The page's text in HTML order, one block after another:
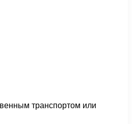
транспортом или